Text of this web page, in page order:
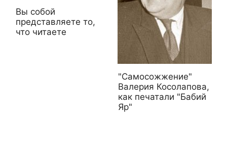
Вы собой
представляете то,
что читаете
"Самосожжение"
Валерия Косолапова,
как печатали "Бабий
Яр"